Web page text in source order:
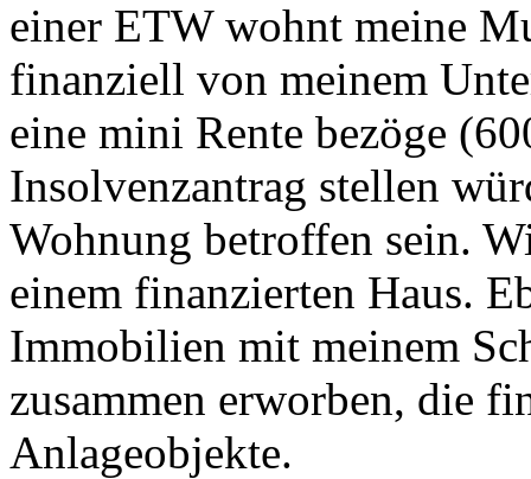
einer ETW wohnt meine
finanziell von meinem
eine mini Rente bezöge
Insolvenzantrag stellen
Wohnung betroffen sein.
einem finanzierten Haus.
Immobilien mit meinem
zusammen erworben, die
Anlageobjekte.